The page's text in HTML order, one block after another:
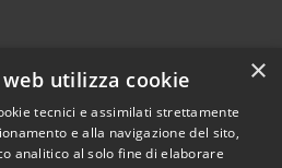
×
utilizza cookie
tecnici e assimilati strettamente
e alla navigazione del sito,
analitico al solo fine di elaborare